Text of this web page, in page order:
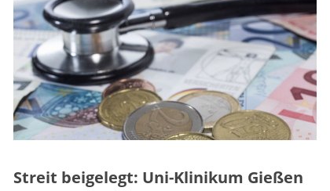
Streit beigelegt: Uni-Klinikum Gießen